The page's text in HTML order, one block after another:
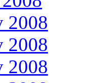
2008
2008
2008